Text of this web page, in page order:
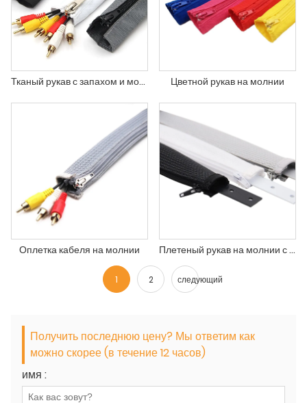
Тканый рукав с запахом и молнией Цветной рукав на молнии
Оплетка кабеля на молнии Плетеный рукав на молнии с прокладкой
1 2 следующий
Получить последнюю цену? Мы ответим как
можно скорее (в течение 12 часов)
имя :